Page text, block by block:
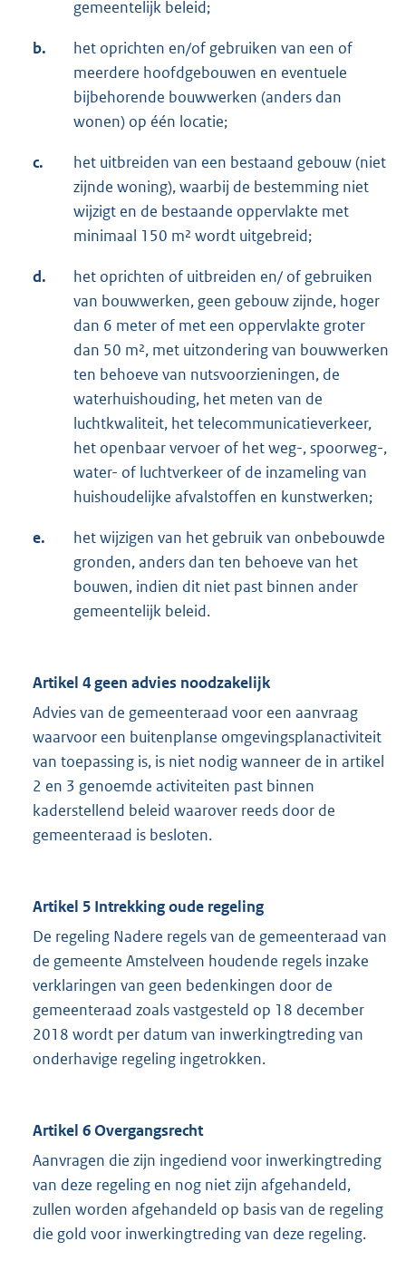
gemeentelijk beleid;
b.
het oprichten en/of gebruiken van een of
meerdere hoofdgebouwen en eventuele
bijbehorende bouwwerken (anders dan
wonen) op één locatie;
c.
het uitbreiden van een bestaand gebouw (niet
zijnde woning), waarbij de bestemming niet
wijzigt en de bestaande oppervlakte met
minimaal 150 m² wordt uitgebreid;
d.
het oprichten of uitbreiden en/ of gebruiken
van bouwwerken, geen gebouw zijnde, hoger
dan 6 meter of met een oppervlakte groter
dan 50 m², met uitzondering van bouwwerken
ten behoeve van nutsvoorzieningen, de
waterhuishouding, het meten van de
luchtkwaliteit, het telecommunicatieverkeer,
het openbaar vervoer of het weg-, spoorweg-,
water- of luchtverkeer of de inzameling van
huishoudelijke afvalstoffen en kunstwerken;
e.
het wijzigen van het gebruik van onbebouwde
gronden, anders dan ten behoeve van het
bouwen, indien dit niet past binnen ander
gemeentelijk beleid.
Artikel 4 geen advies noodzakelijk
Advies van de gemeenteraad voor een aanvraag
waarvoor een buitenplanse omgevingsplanactiviteit
van toepassing is, is niet nodig wanneer de in artikel
2 en 3 genoemde activiteiten past binnen
kaderstellend beleid waarover reeds door de
gemeenteraad is besloten.
Artikel 5 Intrekking oude regeling
De regeling Nadere regels van de gemeenteraad van
de gemeente Amstelveen houdende regels inzake
verklaringen van geen bedenkingen door de
gemeenteraad zoals vastgesteld op 18 december
2018 wordt per datum van inwerkingtreding van
onderhavige regeling ingetrokken.
Artikel 6 Overgangsrecht
Aanvragen die zijn ingediend voor inwerkingtreding
van deze regeling en nog niet zijn afgehandeld,
zullen worden afgehandeld op basis van de regeling
die gold voor inwerkingtreding van deze regeling.